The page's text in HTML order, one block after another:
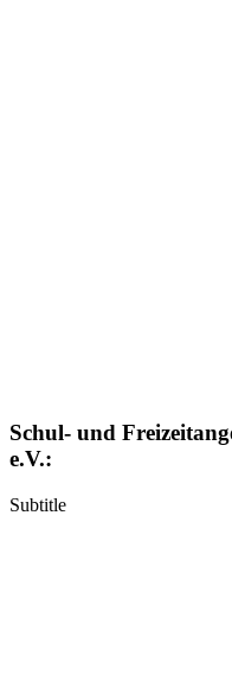
Schul- und
e.V.:
Subtitle